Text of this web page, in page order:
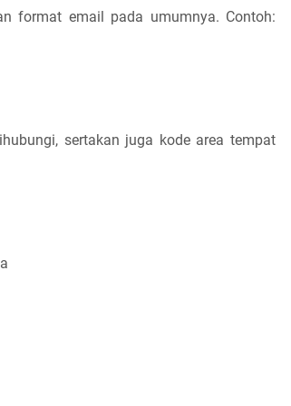
format email pada umumnya. Contoh:
sertakan juga kode area tempat